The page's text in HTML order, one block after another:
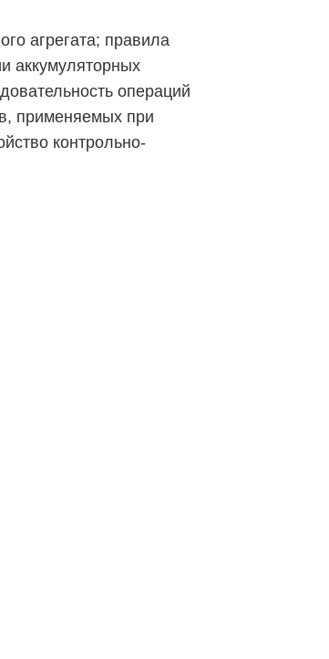
агрегата; правила
аккумуляторных
операций
применяемых при
контрольно-